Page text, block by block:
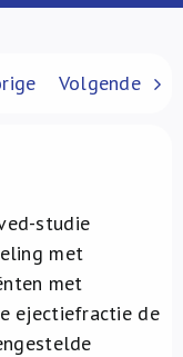
Volgende
studie
met
met
ejectiefractie de